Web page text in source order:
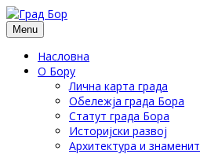
Menu
Насловна
О Бору
Лична карта града
Обележја града Бора
Статут града Бора
Историјски развој
Архитектура и